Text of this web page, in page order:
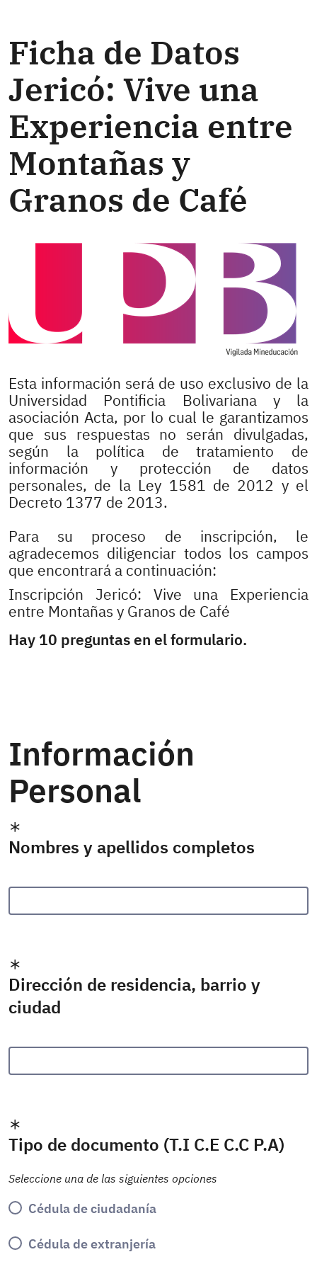
Ficha de Datos
Jericó: Vive una
Experiencia entre
Montañas y
Granos de Café
Esta información será de uso exclusivo de la
Universidad Pontificia Bolivariana y la
asociación Acta, por lo cual le garantizamos
que sus respuestas no serán divulgadas,
según la política de tratamiento de
información y protección de datos
personales, de la Ley 1581 de 2012 y el
Decreto 1377 de 2013.
Para su proceso de inscripción, le
agradecemos diligenciar todos los campos
que encontrará a continuación:
Inscripción Jericó: Vive una Experiencia
entre Montañas y Granos de Café
Hay 10 preguntas en el formulario.
Información
Personal
Nombres y apellidos completos
Dirección de residencia, barrio y
ciudad
Tipo de documento (T.I C.E C.C P.A)
Seleccione una de las siguientes opciones
Cédula de ciudadanía
Cédula de extranjería